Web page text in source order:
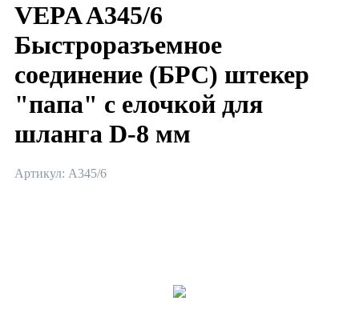
VEPA A345/6
Быстроразъемное
соединение (БРС) штекер
"папа" с елочкой для
шланга D-8 мм
Артикул: A345/6